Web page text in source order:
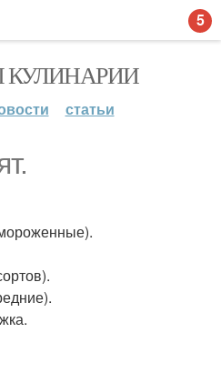
статьи
5